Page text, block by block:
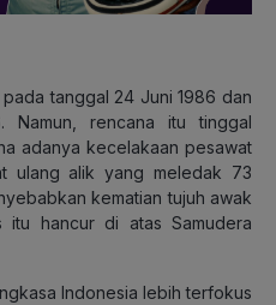
tanggal 24 Juni 1986 dan
Namun, rencana itu tinggal
adanya kecelakaan pesawat
ulang alik yang meledak 73
kematian tujuh awak
itu hancur di atas Samudera
Indonesia lebih terfokus